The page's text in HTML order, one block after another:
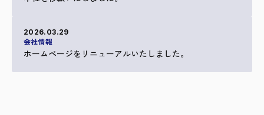
2026.03.29
会社情報
ホームページをリニューアルいたしました。